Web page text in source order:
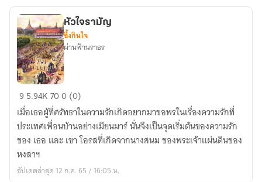
หัวใจ
รามัญ
หัวใจรามัญ
ซึ้งกินใจ
ผ่านฟ้านราธร
9 5.94K700 (0)
เมื่อเธอผู้ที่ศรัทธาในความรักเกิดอยากมาขอพรในเรื่องความรักที่
ประเทศเพื่อนบ้านอย่างเมียนมาร์ นั่นจึงเป็นจุดเริ่มต้นของความรัก
ของ เธอ และ เขา โอรสที่เกิดจากนางสนม ของพระเจ้าแผ่นดินของ
หงสาฯ
อัปเดตล่าสุด 12 ก.ค. 65 / 16:05 น.